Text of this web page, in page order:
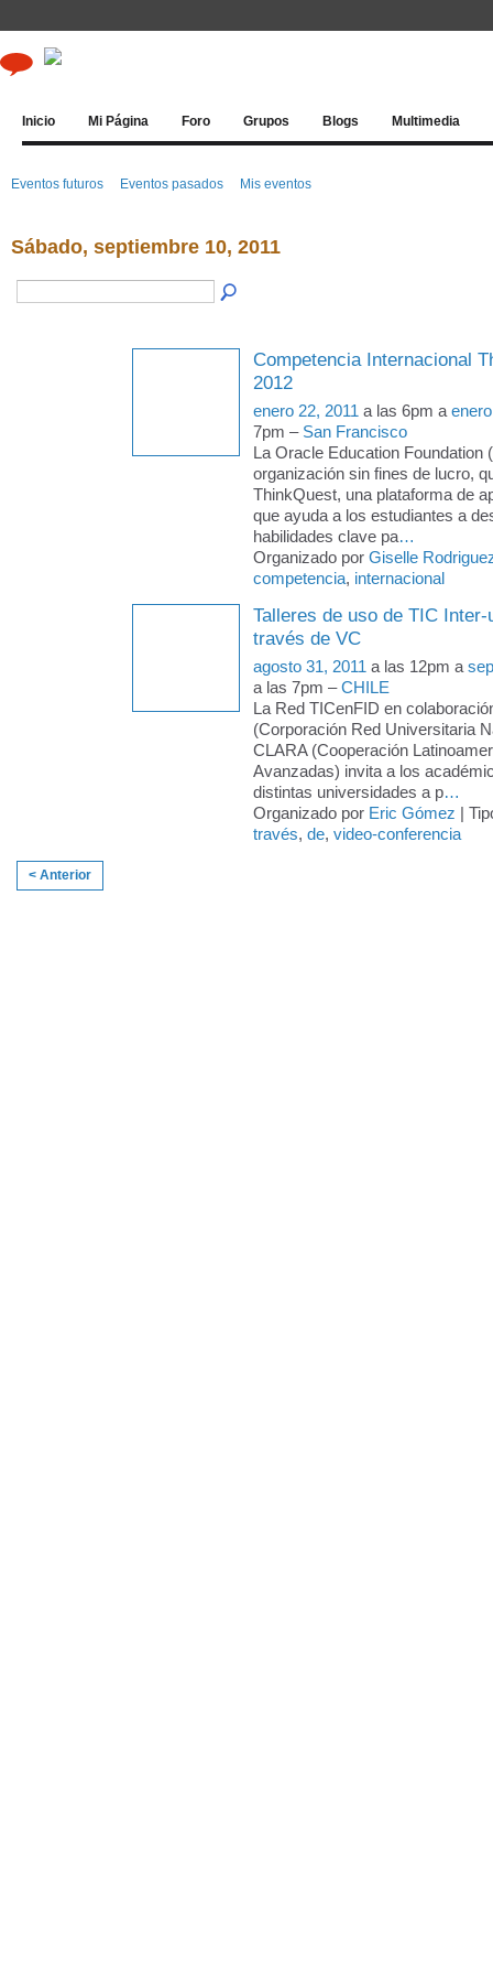
Inicio Mi Página Foro Grupos Blogs Multimedia
Eventos futuros Eventos pasados Mis eventos
Sábado, septiembre 10, 2011
Competencia Internacional
2012
enero 22, 2011 a las 6pm a
7pm – San Francisco
La Oracle Education Foundation
organización sin fines de lucro,
ThinkQuest, una plataforma de
que ayuda a los estudiantes a
habilidades clave pa…
Organizado por Giselle
competencia, internacional
Talleres de uso de TIC
través de VC
agosto 31, 2011 a las 12pm a
a las 7pm –CHILE
La Red TICenFID en
(Corporación Red Universitaria
CLARA (Cooperación
Avanzadas) invita a los
distintas universidades a p…
Organizado por Eric Gómez |
través, de, video-conferencia
< Anterior